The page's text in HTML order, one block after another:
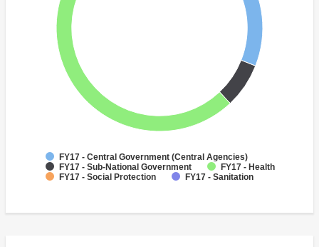
FY17 - Central Government (Central Agencies)
FY17 - Sub-National Government
FY17 - Health
FY17 - Social Protection
FY17 - Sanitation